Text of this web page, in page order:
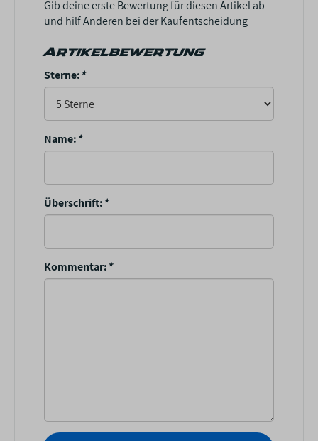
Gib deine erste Bewertung für diesen Artikel ab
und hilf Anderen bei der Kaufentscheidung
Artikelbewertung
Sterne:*
Name:*
Überschrift:*
Kommentar:*